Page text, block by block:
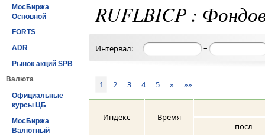
МосБиржа
Основной
FORTS
ADR
Рынок акций SPB
Валюта
Официальные
курсы ЦБ
МосБиржа
Валютный
RUFLBICP :
Интервал: –
1 2 3 4 5 » »»
Индекс
Время
посл